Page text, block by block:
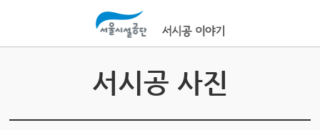
서시공 사진